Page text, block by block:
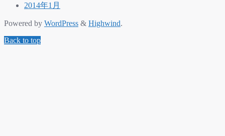
2014年1月
Powered by WordPress & Highwind.
Back to top